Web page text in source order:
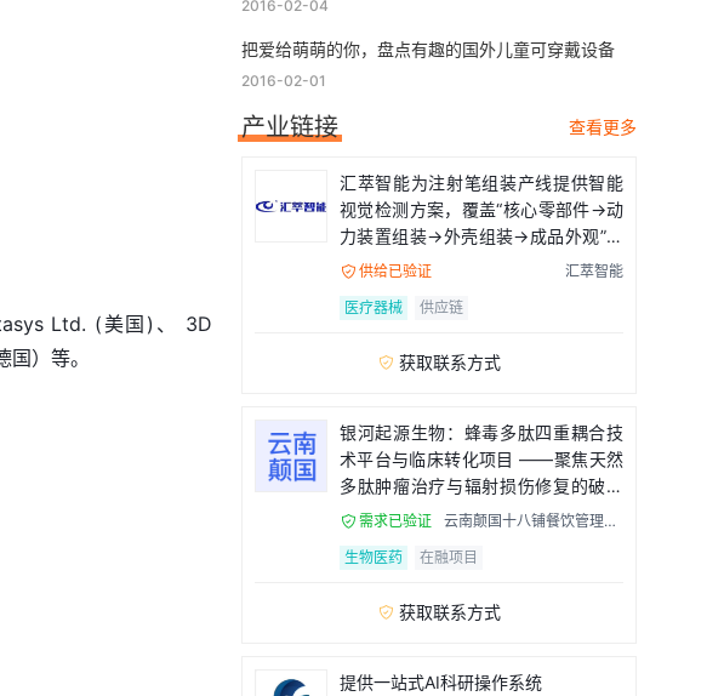
Ltd. (美国)、 3D
）等。
2016-02-04
把爱给萌萌的你，盘点有趣的国外儿童可穿戴设备
2016-02-01
产业链接 查看更多
汇萃智能为注射笔组装产线提供智能
视觉检测方案，覆盖“核心零部件→动
力装置组装→外壳组装→成品外观”全
流程
 供给已验证
汇萃智能
医疗器械
供应链
 获取联系方式
银河起源生物：蜂毒多肽四重耦合技
术平台与临床转化项目 ——聚焦天然
多肽肿瘤治疗与辐射损伤修复的破局
者
 需求已验证
云南颠国十八铺餐饮管理有
生物医药
在融项目
 获取联系方式
提供一站式AI科研操作系统